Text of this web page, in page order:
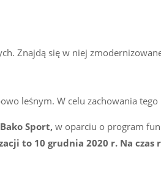
Znajdą się w niej
leśnym. W celu zachowania
Bako Sport, w oparciu o program
to 10 grudnia 2020 r. Na